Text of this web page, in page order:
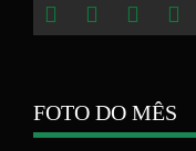
FOTO DO MÊS